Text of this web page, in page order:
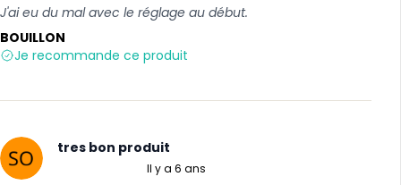
J'ai eu du mal avec le réglage au début.
BOUILLON
Je recommande ce produit
tres bon produit
Il y a 6 ans